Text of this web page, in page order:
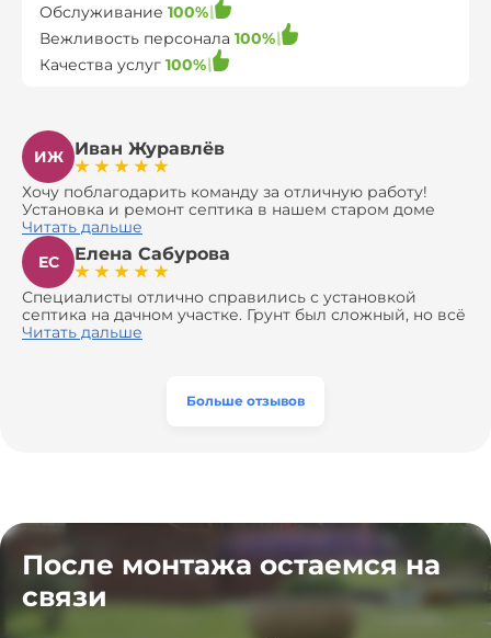
Обслуживание 100%
Вежливость персонала 100%
Качества услуг 100%
ИЖ Иван Журавлёв
Хочу поблагодарить команду за отличную работу!
Установка и ремонт септика в нашем старом доме
оказались сложной задачей, но ребята справились на
все 100%. Всё сделали аккуратно и профессионально.
Давали полезные рекомендации, не пытались
навязать ничего лишнего, помогли с выбором и
доставкой материалов, что позволило нам
сэкономить. Выполнили монтаж и демонтаж
оборудования, заменили трубы, обновили
эту компанию всем, кто ищет надёжных
Читать дальше
ЕС
Елена Сабурова
Специалисты отлично справились с установкой
септика на дачном участке. Грунт был сложный, но всё
сделали быстро и аккуратно. Помогли выбрать
Читать дальше
Больше отзывов
После монтажа остаемся на
связи